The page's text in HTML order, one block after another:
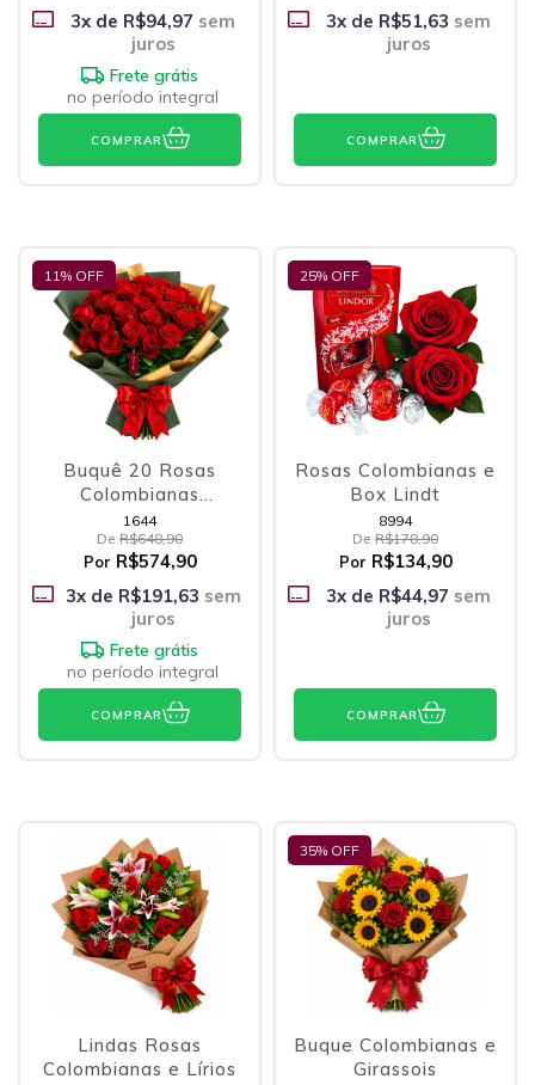
3x de R$94,97 sem
juros
Frete grátis
no período integral
COMPRAR
3x de R$51,63 sem
juros
COMPRAR
11% OFF
Buquê 20 Rosas
Colombianas
Vermelhas
1644
De R$648,90
Por R$574,90
3x de R$191,63 sem
juros
Frete grátis
no período integral
COMPRAR
25% OFF
Rosas Colombianas e
Box Lindt
8994
De R$178,90
Por R$134,90
3x de R$44,97 sem
juros
COMPRAR
Lindas Rosas
Colombianas e Lírios
35% OFF
Buque Colombianas e
Girassois